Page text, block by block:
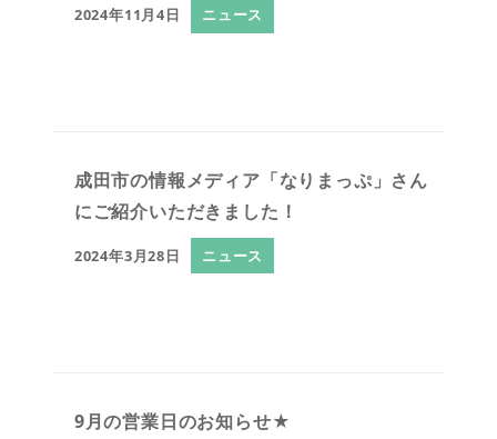
2024年11月4日 ニュース
成田市の情報メディア「なりまっぷ」さん
にご紹介いただきました！
2024年3月28日 ニュース
9月の営業日のお知らせ★